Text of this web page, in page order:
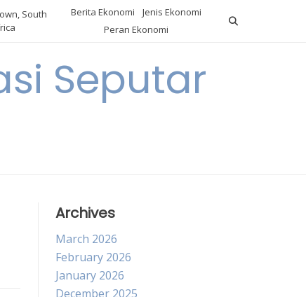
South
Berita Ekonomi
Jenis Ekonomi
Peran Ekonomi
Seputar
Archives
March 2026
February 2026
January 2026
December 2025